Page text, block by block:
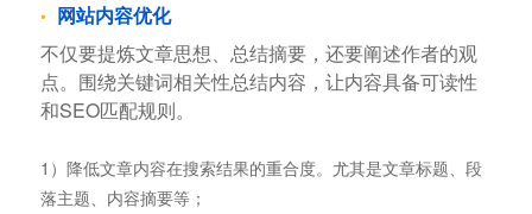
网站内容优化
不仅要提炼文章思想、总结摘要，还要阐述作者的观
点。围绕关键词相关性总结内容，让内容具备可读性
和SEO匹配规则。
1）降低文章内容在搜索结果的重合度。尤其是文章标题、段
落主题、内容摘要等；